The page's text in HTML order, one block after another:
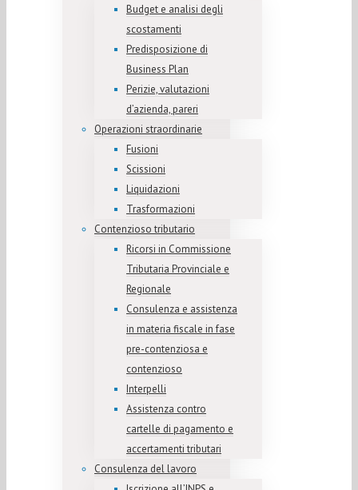
Budget e analisi degli
scostamenti
Predisposizione di
Business Plan
Perizie, valutazioni
d’azienda, pareri
Operazioni straordinarie
Fusioni
Scissioni
Liquidazioni
Trasformazioni
Contenzioso tributario
Ricorsi in Commissione
Tributaria Provinciale e
Regionale
Consulenza e assistenza
in materia fiscale in fase
pre-contenziosa e
contenzioso
Interpelli
Assistenza contro
cartelle di pagamento e
accertamenti tributari
Consulenza del lavoro